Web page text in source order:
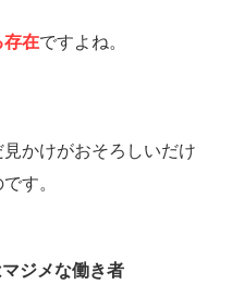
存在ですよね。
かけがおそろしいだけ
す。
ジメな働き者